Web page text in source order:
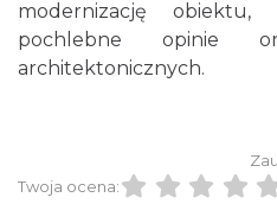
modernizację obiektu,
pochlebne opinie
architektonicznych.
Twoja ocena: